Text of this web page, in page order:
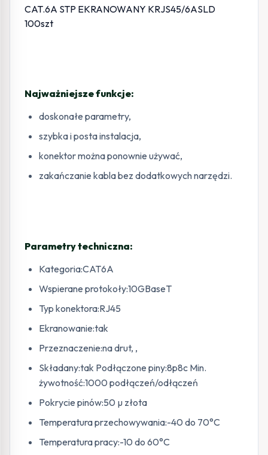
Najważniejsze funkcje:
doskonałe parametry,
szybka i posta instalacja,
konektor można ponownie używać,
zakańczanie kabla bez dodatkowych narzędzi.
Parametry techniczna:
Kategoria:CAT6A
Wspierane protokoły:10GBaseT
Typ konektora:RJ45
Ekranowanie:tak
Przeznaczenie:na drut, ,
Składany:tak Podłączone piny:8p8c Min.
żywotność:1000 podłączeń/odłączeń
Pokrycie pinów:50 µ złota
Temperatura przechowywania:-40 do 70°C
Temperatura pracy:-10 do 60°C